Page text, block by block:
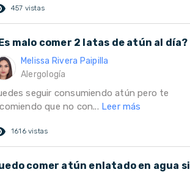
457 vistas
malo comer 2 latas de atún al día?
Melissa Rivera Paipilla
Alergología
seguir consumiendo atún pero te
que no con... Leer más
1616 vistas
comer atún enlatado en agua si